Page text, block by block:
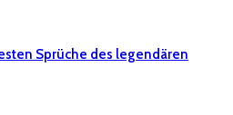
Sprüche des legendären